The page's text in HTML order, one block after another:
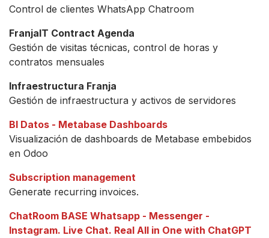
Control de clientes WhatsApp Chatroom
FranjaIT Contract Agenda
Gestión de visitas técnicas, control de horas y
contratos mensuales
Infraestructura Franja
Gestión de infraestructura y activos de servidores
BI Datos - Metabase Dashboards
Visualización de dashboards de Metabase embebidos
en Odoo
Subscription management
Generate recurring invoices.
ChatRoom BASE Whatsapp - Messenger -
Instagram. Live Chat. Real All in One with ChatGPT